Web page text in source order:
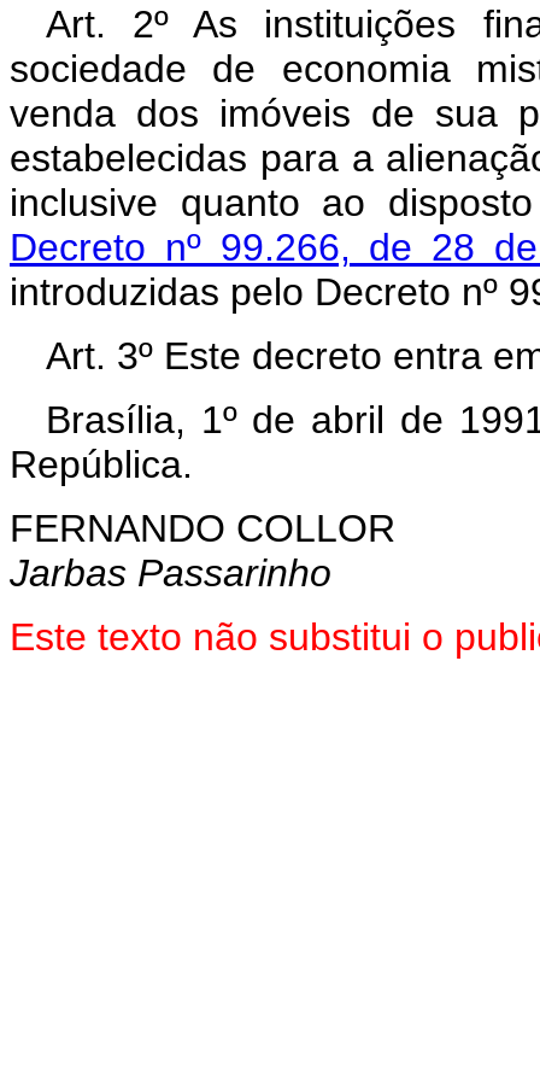
Art. 2º As instituições
sociedade de economia
venda dos imóveis de sua
estabelecidas para a
inclusive quanto ao
Decreto nº 99.266, de 28
introduzidas pelo Decreto nº
Art. 3º Este decreto entra
Brasília, 1º de abril de
República.
FERNANDO COLLOR
Jarbas Passarinho
Este texto não substitui o